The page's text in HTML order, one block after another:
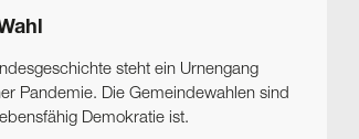
steht ein Urnengang
Pandemie. Die Gemeindewahlen sind
Demokratie ist.